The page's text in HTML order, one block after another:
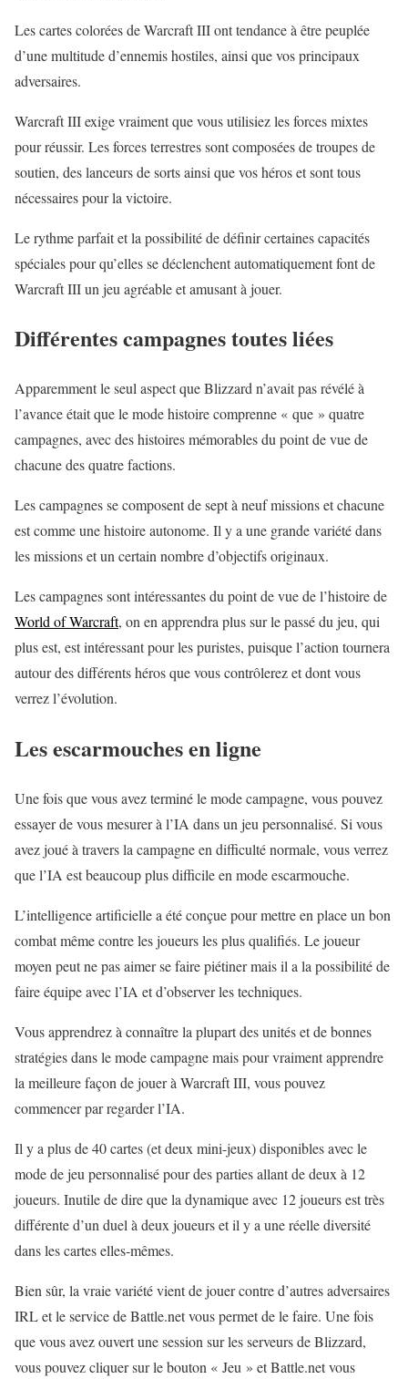
Les cartes colorées de Warcraft III ont tendance à être peuplée
d’une multitude d’ennemis hostiles, ainsi que vos principaux
adversaires.
Warcraft III exige vraiment que vous utilisiez les forces mixtes
pour réussir. Les forces terrestres sont composées de troupes de
soutien, des lanceurs de sorts ainsi que vos héros et sont tous
nécessaires pour la victoire.
Le rythme parfait et la possibilité de définir certaines capacités
spéciales pour qu’elles se déclenchent automatiquement font de
Warcraft III un jeu agréable et amusant à jouer.
Différentes campagnes toutes liées
Apparemment le seul aspect que Blizzard n’avait pas révélé à
l’avance était que le mode histoire comprenne « que » quatre
campagnes, avec des histoires mémorables du point de vue de
chacune des quatre factions.
Les campagnes se composent de sept à neuf missions et chacune
est comme une histoire autonome. Il y a une grande variété dans
les missions et un certain nombre d’objectifs originaux.
Les campagnes sont intéressantes du point de vue de l’histoire de
World of Warcraft, on en apprendra plus sur le passé du jeu, qui
plus est, est intéressant pour les puristes, puisque l’action tournera
autour des différents héros que vous contrôlerez et dont vous
verrez l’évolution.
Les escarmouches en ligne
Une fois que vous avez terminé le mode campagne, vous pouvez
essayer de vous mesurer à l’IA dans un jeu personnalisé. Si vous
avez joué à travers la campagne en difficulté normale, vous verrez
que l’IA est beaucoup plus difficile en mode escarmouche.
L’intelligence artificielle a été conçue pour mettre en place un bon
combat même contre les joueurs les plus qualifiés. Le joueur
moyen peut ne pas aimer se faire piétiner mais il a la possibilité de
faire équipe avec l’IA et d’observer les techniques.
Vous apprendrez à connaître la plupart des unités et de bonnes
stratégies dans le mode campagne mais pour vraiment apprendre
la meilleure façon de jouer à Warcraft III, vous pouvez
commencer par regarder l’IA.
Il y a plus de 40 cartes (et deux mini-jeux) disponibles avec le
mode de jeu personnalisé pour des parties allant de deux à 12
joueurs. Inutile de dire que la dynamique avec 12 joueurs est très
différente d’un duel à deux joueurs et il y a une réelle diversité
dans les cartes elles-mêmes.
Bien sûr, la vraie variété vient de jouer contre d’autres adversaires
IRL et le service de Battle.net vous permet de le faire. Une fois
que vous avez ouvert une session sur les serveurs de Blizzard,
vous pouvez cliquer sur le bouton « Jeu » et Battle.net vous